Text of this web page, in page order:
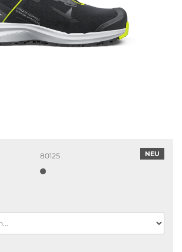
NEU
80125